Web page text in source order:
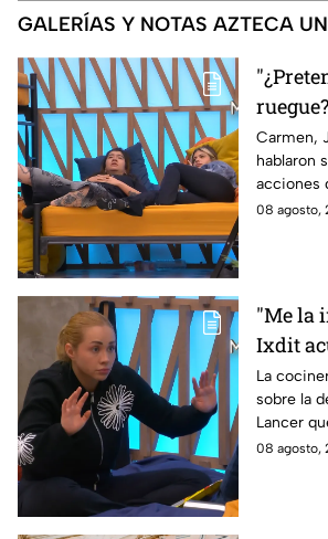
GALERÍAS Y NOTAS AZTECA
24/7
Carmen,
hablaron
acciones
interior
08 agosto,
"Me la
Ixdit
gala
La
sobre la
Lancer
de
08 agosto,